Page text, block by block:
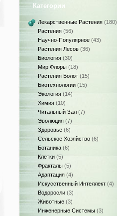
Категории
Лекарственные Растения (180)
Растения (56)
Научно-Популярное (43)
Растения Лесов (36)
Биология (30)
Мир Флоры (18)
Растения Болот (15)
Биотехнологии (15)
Экология (14)
Химия (10)
Читальный Зал (7)
Эволюция (7)
Здоровье (6)
Сельское Хозяйство (6)
Ботаника (6)
Клетки (5)
Фракталы (5)
Адаптация (4)
Искусственный Интеллект (4)
Водоросли (3)
Животные (3)
Инженерные Системы (3)